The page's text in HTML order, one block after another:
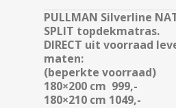
PULLMAN Silverline
SPLIT topdekmatras.
DIRECT uit voorraad
maten:
(beperkte voorraad)
180×200 cm 999,-
180×210 cm 1049,-